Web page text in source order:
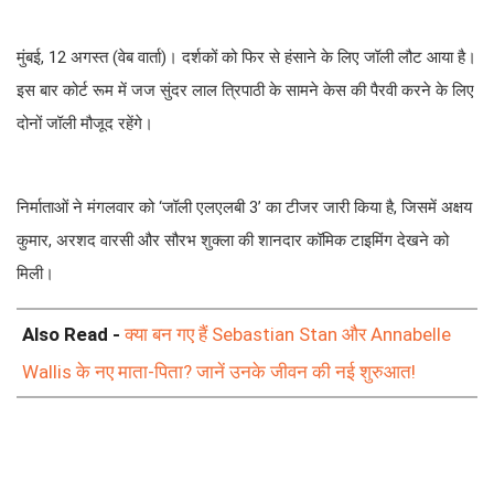
मुंबई, 12 अगस्त (वेब वार्ता)। दर्शकों को फिर से हंसाने के लिए जॉली लौट आया है।
इस बार कोर्ट रूम में जज सुंदर लाल त्रिपाठी के सामने केस की पैरवी करने के लिए
दोनों जॉली मौजूद रहेंगे।
निर्माताओं ने मंगलवार को ‘जॉली एलएलबी 3’ का टीजर जारी किया है, जिसमें अक्षय
कुमार, अरशद वारसी और सौरभ शुक्ला की शानदार कॉमिक टाइमिंग देखने को
मिली।
Also Read -क्या बन गए हैं Sebastian Stan और Annabelle
Wallis के नए माता-पिता? जानें उनके जीवन की नई शुरुआत!